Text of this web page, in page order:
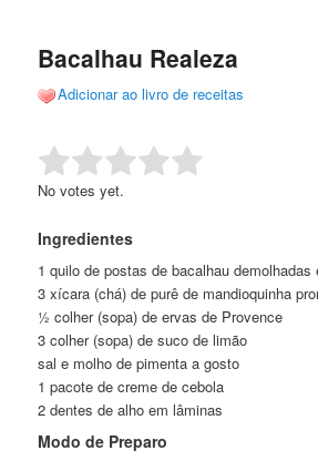
conteúdo
conteúdo
Bacalhau Realeza
Adicionar ao livro de receitas
Rate this item: Submit Rating
No votes yet.
Ingredientes
1 quilo de postas de bacalhau demolhadas
3 xícara (chá) de purê de mandioquinha
½ colher (sopa) de ervas de Provence
3 colher (sopa) de suco de limão
sal e molho de pimenta a gosto
1 pacote de creme de cebola
2 dentes de alho em lâminas
Modo de Preparo